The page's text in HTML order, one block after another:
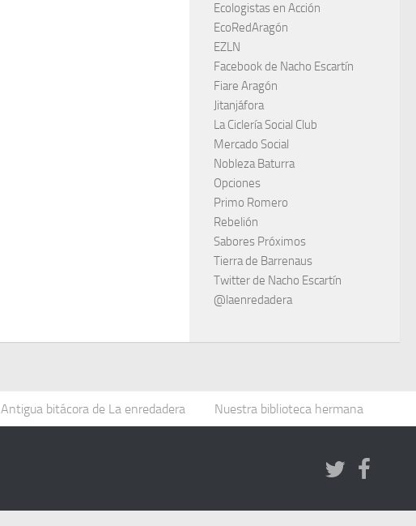
Ecologistas en Acción
EcoRedAragón
EZLN
Facebook de Nacho Escartín
Fiare Aragón
Jitanjáfora
La Ciclería Social Club
Mercado Social
Nobleza Baturra
Opciones
Primo Romero
Rebelión
Sabores Próximos
Tierra de Barrenaus
Twitter de Nacho Escartín
@laenredadera
Antigua bitácora de La enredadera Nuestra biblioteca hermana